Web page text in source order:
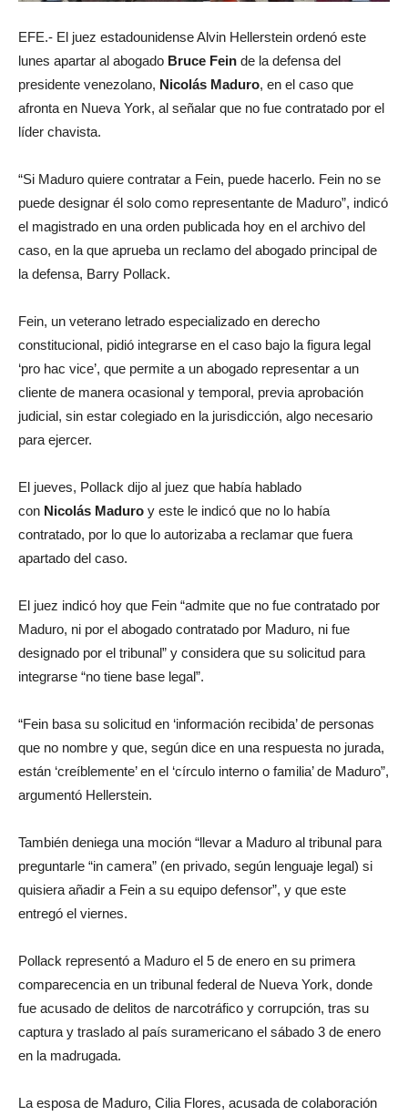
EFE.- El juez estadounidense Alvin Hellerstein ordenó este
lunes apartar al abogado Bruce Fein de la defensa del
presidente venezolano, Nicolás Maduro, en el caso que
afronta en Nueva York, al señalar que no fue contratado por el
líder chavista.
“Si Maduro quiere contratar a Fein, puede hacerlo. Fein no se
puede designar él solo como representante de Maduro”, indicó
el magistrado en una orden publicada hoy en el archivo del
caso, en la que aprueba un reclamo del abogado principal de
la defensa, Barry Pollack.
Fein, un veterano letrado especializado en derecho
constitucional, pidió integrarse en el caso bajo la figura legal
‘pro hac vice’, que permite a un abogado representar a un
cliente de manera ocasional y temporal, previa aprobación
judicial, sin estar colegiado en la jurisdicción, algo necesario
para ejercer.
El jueves, Pollack dijo al juez que había hablado
con Nicolás Maduro y este le indicó que no lo había
contratado, por lo que lo autorizaba a reclamar que fuera
apartado del caso.
El juez indicó hoy que Fein “admite que no fue contratado por
Maduro, ni por el abogado contratado por Maduro, ni fue
designado por el tribunal” y considera que su solicitud para
integrarse “no tiene base legal”.
“Fein basa su solicitud en ‘información recibida’ de personas
que no nombre y que, según dice en una respuesta no jurada,
están ‘creíblemente’ en el ‘círculo interno o familia’ de Maduro”,
argumentó Hellerstein.
También deniega una moción “llevar a Maduro al tribunal para
preguntarle “in camera” (en privado, según lenguaje legal) si
quisiera añadir a Fein a su equipo defensor”, y que este
entregó el viernes.
Pollack representó a Maduro el 5 de enero en su primera
comparecencia en un tribunal federal de Nueva York, donde
fue acusado de delitos de narcotráfico y corrupción, tras su
captura y traslado al país suramericano el sábado 3 de enero
en la madrugada.
La esposa de Maduro, Cilia Flores, acusada de colaboración